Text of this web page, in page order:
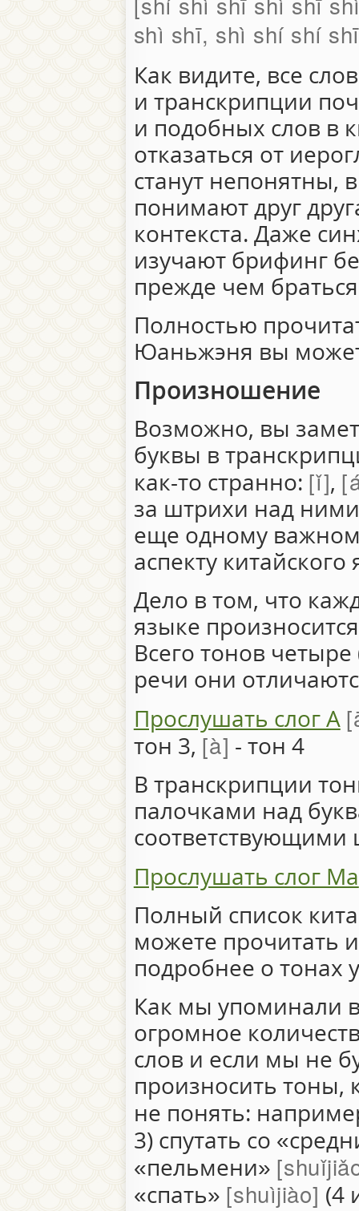
shì shī, shì shí shí shī
Как видите, все
и транскрипции
и подобных слов в
отказаться от
станут непонятны,
понимают друг
контекста. Даже
изучают брифинг
прежде чем
Полностью
Юаньжэня вы
Произношение
Возможно, вы
буквы в
как-то странно: ǐ ,
за штрихи над
еще одному
аспекту
Дело в том, что
языке
Всего тонов
речи они
Прослушать слог A
тон 3, à - тон 4
В транскрипции
палочками над
Прослушать слог Ma
Полный список
можете прочитать
подробнее о тонах
Как мы упоминали
огромное
слов и если мы не
произносить тоны,
не понять:
3) спутать со
«пельмени»
«спать» shuìjiào (4